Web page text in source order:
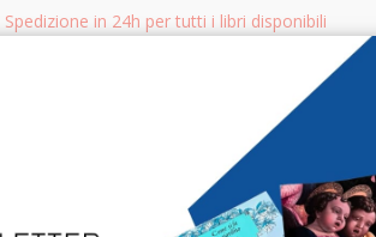
Spedizione in 24h per tutti i libri disponibili
CERCA